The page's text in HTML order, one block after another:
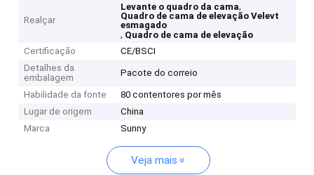
Realçar
Levante o quadro da cama,
Quadro de cama de elevação Velevt
esmagado
, Quadro de cama de elevação
Certificação
CE/BSCI
Detalhes da
embalagem
Pacote do correio
Habilidade da fonte
80 contentores por mês
Lugar de origem
China
Marca
Sunny
Veja mais